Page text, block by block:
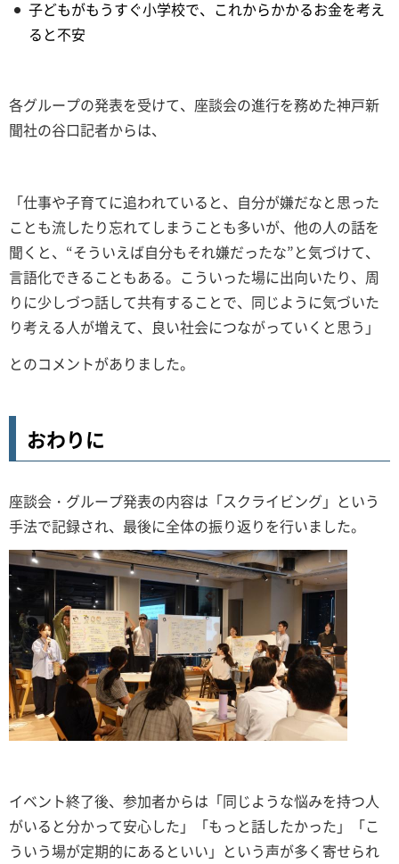
子どもがもうすぐ小学校で、これからかかるお金を考え
ると不安
各グループの発表を受けて、座談会の進行を務めた神戸新
聞社の谷口記者からは、
「仕事や子育てに追われていると、自分が嫌だなと思った
ことも流したり忘れてしまうことも多いが、他の人の話を
聞くと、“そういえば自分もそれ嫌だったな”と気づけて、
言語化できることもある。こういった場に出向いたり、周
りに少しづつ話して共有することで、同じように気づいた
り考える人が増えて、良い社会につながっていくと思う」
とのコメントがありました。
おわりに
座談会・グループ発表の内容は「スクライビング」という
手法で記録され、最後に全体の振り返りを行いました。
イベント終了後、参加者からは「同じような悩みを持つ人
がいると分かって安心した」「もっと話したかった」「こ
ういう場が定期的にあるといい」という声が多く寄せられ